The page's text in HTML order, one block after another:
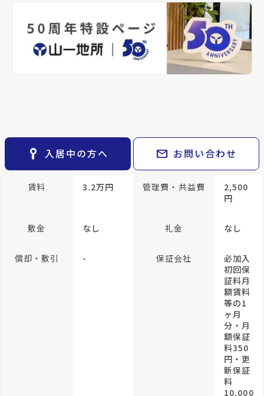
エリアから探す
train
路線から探す
事業用・投資用を探す keyboard_arrow_right
検索条件
閲覧履歴 keyboard_arrow_right
マイホームを考え始めたら keyboard_arrow_right
相続相談をしたい keyboard_arrow_right
不動産に投資したい keyboard_arrow_right
keyboard_arrow_right
パーパス keyboard_arrow_right
CM紹介
keyboard_arrow_right
レンタルオフィス keyboard_arrow_right
貸会議室 keyboard_arrow_right
open_in_new
keyboard_arrow_right
退去される方へ keyboard_arrow_right
※準備中 住まいのしおり（PDF）
key_vertical 入居中の方へ mail お問い合わせ
ート
築年月
年04月
間取り 1K 間取り内訳
洋室 8
帖
所在階/階建 1階／地上2階
賃料 3.2万円 管理費・共益費
2,500
円
敷金 なし 礼金 なし
償却・敷引 - 保証会社
必加入
初回保
証料月
額賃料
等の1
ヶ月
分・月
額保証
料350
円・更
新保証
料
10,000